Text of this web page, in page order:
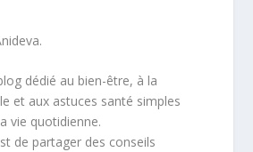
dédié au bien-être, à la
et aux astuces santé simples
vie quotidienne.
de partager des conseils